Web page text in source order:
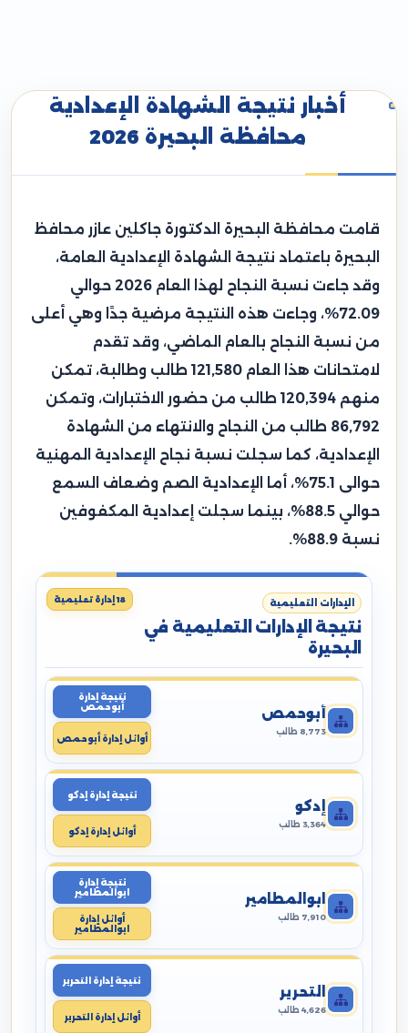
أخبار نتيجة الشهادة الإعدادية
محافظة البحيرة 2026
قامت محافظة البحيرة الدكتورة جاكلين عازر محافظ
البحيرة باعتماد نتيجة الشهادة الإعدادية العامة،
وقد جاءت نسبة النجاح لهذا العام 2026 حوالي
72.09%، وجاءت هذه النتيجة مرضية جدًا وهي أعلى
من نسبة النجاح بالعام الماضي، وقد تقدم
لامتحانات هذا العام 121,580 طالب وطالبة، تمكن
منهم 120,394 طالب من حضور الاختبارات، وتمكن
86,792 طالب من النجاح والانتهاء من الشهادة
الإعدادية، كما سجلت نسبة نجاح الإعدادية المهنية
حوالى 75.1%، أما الإعدادية الصم وضعاف السمع
حوالي 88.5%، بينما سجلت إعدادية المكفوفين
نسبة 88.9%.
الإدارات التعليمية
نتيجة الإدارات التعليمية في
البحيرة
18 إدارة تعليمية
أبوحمص
8,773 طالب
نتيجة إدارة
أبوحمص
أوائل إدارة أبوحمص
إدكو
3,364 طالب
نتيجة إدارة إدكو
أوائل إدارة إدكو
ابوالمطامير
7,910 طالب
نتيجة إدارة
ابوالمطامير
أوائل إدارة
ابوالمطامير
التحرير
4,626 طالب
نتيجة إدارة التحرير
أوائل إدارة التحرير